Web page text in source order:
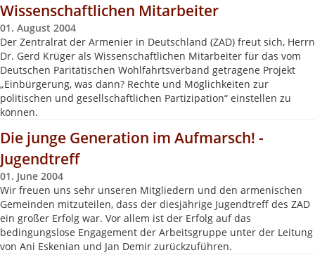
Wissenschaftlichen Mitarbeiter
01. August 2004
Der Zentralrat der Armenier in Deutschland (ZAD) freut sich, Herrn
Dr. Gerd Krüger als Wissenschaftlichen Mitarbeiter für das vom
Deutschen Paritätischen Wohlfahrtsverband getragene Projekt
„Einbürgerung, was dann? Rechte und Möglichkeiten zur
politischen und gesellschaftlichen Partizipation“ einstellen zu
können.
Die junge Generation im Aufmarsch! -
Jugendtreff
01. June 2004
Wir freuen uns sehr unseren Mitgliedern und den armenischen
Gemeinden mitzuteilen, dass der diesjährige Jugendtreff des ZAD
ein großer Erfolg war. Vor allem ist der Erfolg auf das
bedingungslose Engagement der Arbeitsgruppe unter der Leitung
von Ani Eskenian und Jan Demir zurückzuführen.